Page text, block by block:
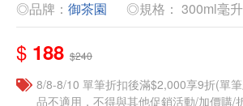
◎品牌： 御茶園 ◎規格： 300ml毫
$ 188 $240
8/8-8/10 單筆折扣後滿$2,000享9折(單
品不適用，不得與其他促銷活動/加價購/